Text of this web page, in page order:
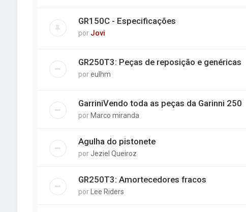
GR150C - Especificações
por Jovi
GR250T3: Peças de reposição e genéricas
poreulhm
GarriniVendo toda as peças da Garinni 250
por Marco miranda
Agulha do pistonete
por Jeziel Queiroz
GR250T3: Amortecedores fracos
por Lee Riders